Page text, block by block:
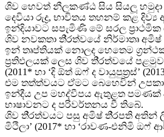
ශිව හෙවත් නීලකණ්ඨ සිය සියලූ හමුදා
දෙවියා රුද්ර, භාවිතය තහනම් කළ දිව්
ඉන්දියාවට සපැමිණි මේ සරල ප
ශිව නවකතා තිරත්වයේ නිර්මාතෘ අමිෂ්
ඉන් තෘප්තියක් නොලද හෙතෙම ග
පරතිඵලයක් ලෙස ශිව තිරත්වයේ
(2011* හා ‘දි ඕත් ඔෆ් ද වායුපුතරස්’
එම තත්ත්වයට ඒමට බෙහෙවින්
ඉන්දීය උප මහද්වීපය ඇතුළත පමණක්
භාෂාවනට ද පරිවර්තනය වී තිබේ.
ශිව තිරත්වයට පසු අමිෂ් තිරපති අතින්
මිථිලා’ (2017* හා ‘රාවණ-එනිමි